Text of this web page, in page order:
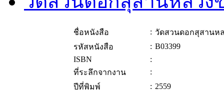
ชื่อหนังสือ : วัดสวนดอกสุสานห
รหัสหนังสือ
: B03399
ISBN
:
ที่ระลึกจากงาน
:
ปีที่พิมพ์
: 2559